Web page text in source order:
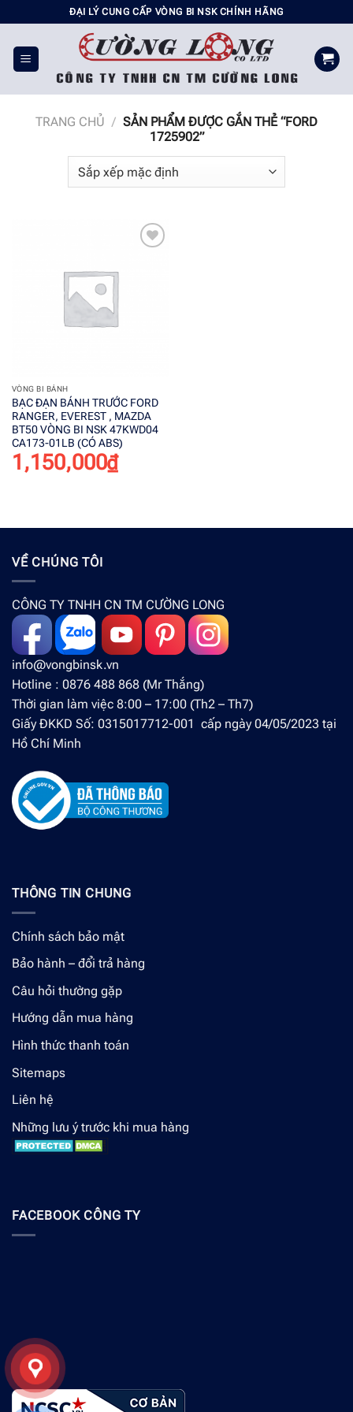
đến
nội
dung
ĐẠI LÝ CUNG CẤP VÒNG BI NSK CHÍNH HÃNG
TRANG CHỦ / SẢN PHẨM ĐƯỢC GẮN THẺ “FORD
1725902”
VÒNG BI BÁNH
BẠC ĐẠN BÁNH TRƯỚC FORD
RANGER, EVEREST , MAZDA
BT50 VÒNG BI NSK 47KWD04
CA173-01LB (CÓ ABS)
1,150,000₫
VỀ CHÚNG TÔI
CÔNG TY TNHH CN TM CƯỜNG LONG
info@vongbinsk.vn
Hotline : 0876 488 868 (Mr Thắng)
Thời gian làm việc 8:00 – 17:00 (Th2 – Th7)
Giấy ĐKKD Số: 0315017712-001 cấp ngày 04/05/2023 tại
Hồ Chí Minh
THÔNG TIN CHUNG
Chính sách bảo mật
Bảo hành – đổi trả hàng
Câu hỏi thường gặp
Hướng dẫn mua hàng
Hình thức thanh toán
Sitemaps
Liên hệ
Những lưu ý trước khi mua hàng
FACEBOOK CÔNG TY